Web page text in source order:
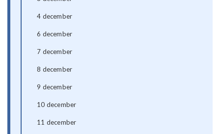
4 december
6 december
7 december
8 december
9 december
10 december
11 december